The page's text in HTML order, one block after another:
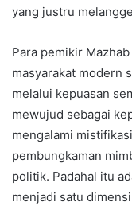
yang justru
Para pemikir
masyarakat modern
melalui kepuasan
mewujud sebagai
mengalami
pembungkaman
politik. Padahal itu
menjadi satu